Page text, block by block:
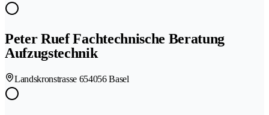
Peter Ruef Fachtechnische Beratung
Aufzugstechnik
Landskronstrasse 654056 Basel